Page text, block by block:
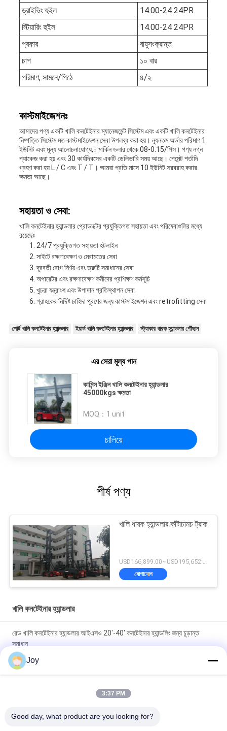
ড্রাইভিং হুইল
14.00-24 24PR
স্টিয়ারিং হুইল
14.00-24 24PR
প্রকার
বায়ুসংক্রান্ত
চাপ
১০ বার
পরিমাণ, সামনে/পিঠে
৪/২
কাস্টমাইজেশনঃ
আমাদের পণ্য একটি খালি কনটেইনার ম্যানেজমেন্ট সিস্টেম এবং একটি খালি কনটেইনার
নিষ্পত্তি সিস্টেম মত কাস্টমাইজেশন সেবা উপলব্ধ করা হয়। ন্যূনতম অর্ডার পরিমাণ 1
ইউনিট এবং মূল্য আলোচনাযোগ্য,০ মার্কিন ডলার থেকে.08-0.15/পিস। পণ্য নগ্ন
প্যাকেজ করা হয় এবং 30 কার্যদিবসের একটি ডেলিভারি সময় আছে। পেমেন্ট শর্তাদি
গ্রহণ করা হয় L / C এবং T / T। আমরা প্রতি মাসে 10 ইউনিট সরবরাহ করার
ক্ষমতা আছে।
সহায়তা ও সেবা:
খালি কনটেইনার হ্যান্ডলার প্রোডাক্টের প্রযুক্তিগত সহায়তা এবং পরিষেবাগুলির মধ্যে
রয়েছেঃ
24/7 প্রযুক্তিগত সহায়তা হটলাইন
সাইটে রক্ষণাবেক্ষণ ও মেরামতের সেবা
দূরবর্তী রোগ নির্ণয় এবং ত্রুটি সমাধানের সেবা
অপারেটর এবং রক্ষণাবেক্ষণ কর্মীদের প্রশিক্ষণ কর্মসূচি
খুচরা যন্ত্রাংশ এবং উপাদান প্রতিস্থাপন সেবা
গ্রাহকের নির্দিষ্ট চাহিদা পূরণের জন্য কাস্টমাইজেশন এবং retrofitting সেবা
পোর্ট খালি কনটেইনার হ্যান্ডলার ইয়ার্ড খালি কনটেইনার হ্যান্ডলার স্ট্যাকার ধারক হ্যান্ডলার পৌঁছান
এর সেরা মূল্য পান
কামিন্স ইঞ্জিন খালি কনটেইনার হ্যান্ডলার
45000kgs ক্ষমতা
MOQ： 1 unit
চালিয়ে
শীর্ষ পণ্য
খালি ধারক হ্যান্ডলার কাঁটাচামচ ট্রাক
USD166,899.00~USD195,652.00 / unit MOQ:1 একক
যোগাযোগ
খালি কনটেইনার হ্যান্ডলার
রেড খালি কনটেইনার হ্যান্ডলার আইএসও 20'-40' কনটেইনার হ্যান্ডলিং জন্য চূড়ান্ত
সমাধান
Kessler D102PL341 ড্রাইভ অক্ষ খালি কনটেইনার হ্যান্ডলার আনলোডিং জন্য
71400 কেজি সেবা ওজন
Joy
3:37 PM
Good day, what product are you looking for?